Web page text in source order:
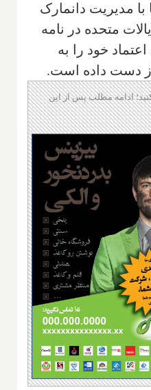
با مدیریت دانمارک
متحده در نامه
خود را به
از دست داده است.
ادامه مطلب پس از این